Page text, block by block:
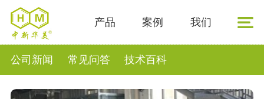
产品 案例 我们
公司新闻 常见问答 技术百科